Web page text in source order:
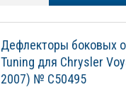
Дефлекторы боковых
Tuning для Chrysler
2007) № C50495